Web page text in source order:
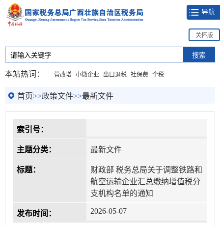
导航
关怀版
本站热词： 营改增 小微企业 出口退税 社保费 个税
首页>>政策文件>>最新文件
索引号：
主题分类： 最新文件
标题：
财政部 税务总局关于调整铁路和
航空运输企业汇总缴纳增值税分
支机构名单的通知
发布时间： 2026-05-07